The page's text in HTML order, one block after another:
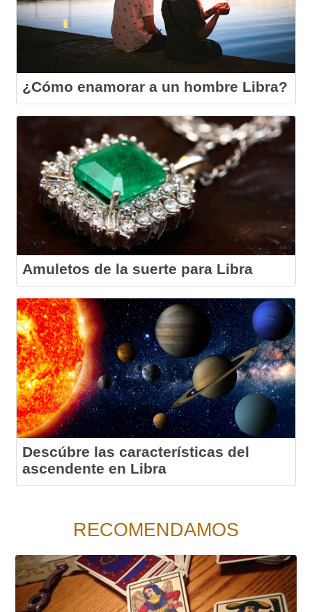
¿Cómo enamorar a un hombre Libra?
Amuletos de la suerte para Libra
Descúbre las características del
ascendente en Libra
RECOMENDAMOS